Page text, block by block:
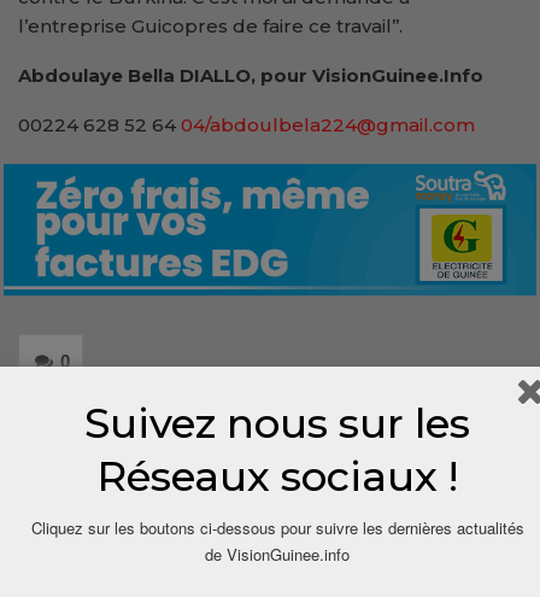
l’entreprise Guicopres de faire ce travail’’.
Abdoulaye Bella DIALLO, pour VisionGuinee.Info
00224 628 52 64 04/abdoulbela224@gmail.com
0
Share
Suivez nous sur les
Réseaux sociaux !
Cliquez sur les boutons ci-dessous pour suivre les dernières actualités
de VisionGuinee.info